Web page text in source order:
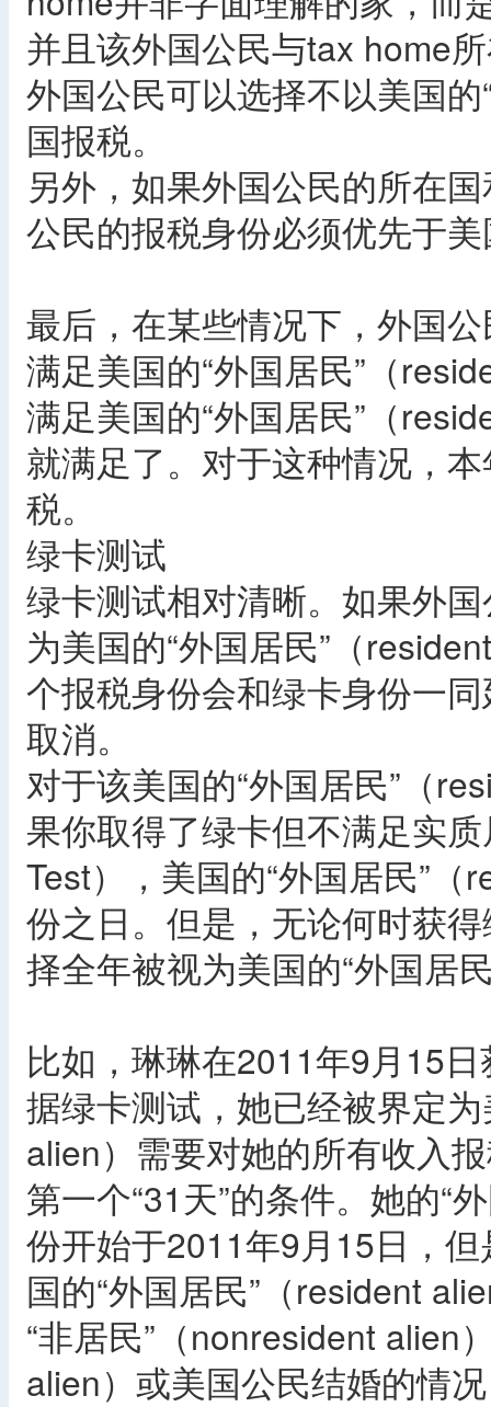
并且该外国公民与tax home
外国公民可以选择不以美国
国报税。
另外，如果外国公民的所在
公民的报税身份必须优先于
最后，在某些情况下，外国
满足美国的“外国居民”（
满足美国的“外国居民”（
就满足了。对于这种情况，
税。
绿卡测试
绿卡测试相对清晰。如果外
为美国的“外国居民”（
个报税身份会和绿卡身份一
取消。
对于该美国的“外国居民”（
果你取得了绿卡但不满足实
Test），美国的“外国居民”
份之日。但是，无论何时获
择全年被视为美国的“外国居
比如，琳琳在2011年9月15
据绿卡测试，她已经被界定
alien）需要对她的所有收入
第一个“31天”的条件。她的“
份开始于2011年9月15日，
国的“外国居民”（resident
“非居民”（nonresident alien
alien）或美国公民结婚的情况